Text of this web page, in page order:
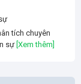
tích chuyên
sự [Xem thêm]